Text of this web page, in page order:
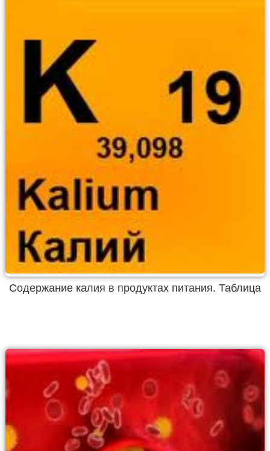
Содержание калия в продуктах питания. Таблица